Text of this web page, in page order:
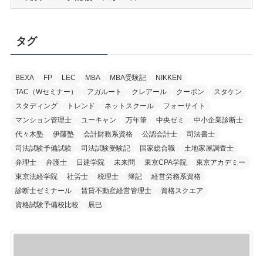
テ
リ
ー
タグ
BEXA FP LEC MBA MBA受験記
NIKKEN
TAC（Wセミナー）
アガルート クレアール クーポン
スタケン
スタディング
トレンド ネットスクール
フォーサイト
マンション管理士
ユーキャン 万年筆 中央ゼミ
中小企業診断士
代々木塾
伊藤塾 会計財務系資格 公認会計士
司法書士
司法試験予備試験
司法試験受験記 国家総合職
土地家屋調査士
弁理士
弁護士 日建学院 未来問 東京CPA学院
東京アカデミー
東京法経学院
社労士 税理士 簿記
経営労務系資格
診断士ゼミナール
賃貸不動産経営管理士
資格スクエア
資格試験予備校比較
辰巳